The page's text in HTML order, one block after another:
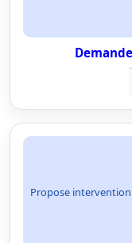
Propose